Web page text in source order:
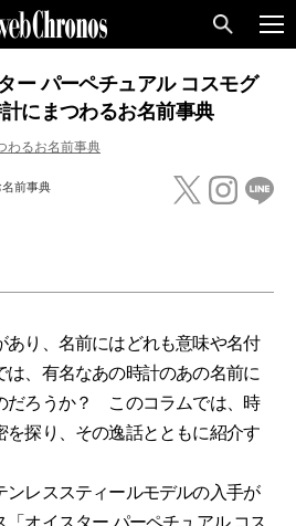
ー パーペチュアル コスモグ
にまつわるお名前事典
わるお名前事典
前事典
り、名前にはどれも意味や名付
は、有名なあの時計のあの名前に
だろうか？ このコラムでは、時
を探り、その逸話とともに紹介す
レススティールモデルの入手が
オイスター パーペチュアル コス